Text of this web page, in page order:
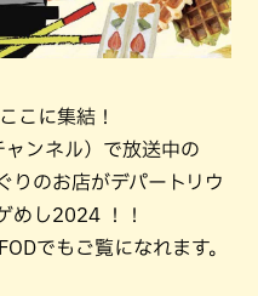
こに集結！
ンネル）で放送中の
りのお店がデパートリウ
めし2024 ！！
でもご覧になれます。